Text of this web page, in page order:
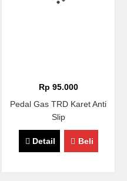
Rp 95.000
Pedal Gas TRD Karet Anti
Slip
Detail Beli